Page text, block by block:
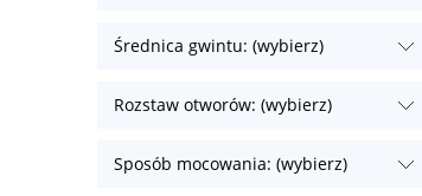
Średnica gwintu: (wybierz)
Rozstaw otworów: (wybierz)
Sposób mocowania: (wybierz)